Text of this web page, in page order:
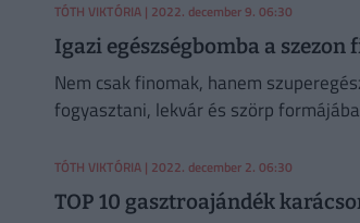
TÓTH VIKTÓRIA | 2022. december 9. 06:30
Igazi egészségbomba a
Nem csak finomak, hanem
fogyasztani, lekvár és szörp
TÓTH VIKTÓRIA | 2022. december 2. 06:30
TOP 10 gasztroajándék